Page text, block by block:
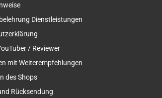
Dienstleistungen
/ Reviewer
mit Weiterempfehlungen
des Shops
Rücksendung